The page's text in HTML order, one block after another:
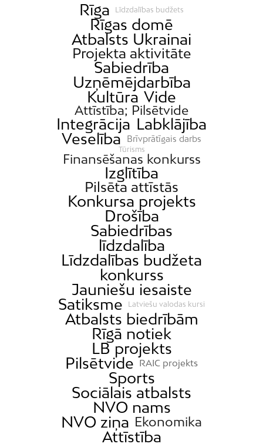
Rīga Līdzdalības budžets
Rīgas domē
Atbalsts Ukrainai
Projekta aktivitāte
Sabiedrība
Uzņēmējdarbība
Kultūra Vide
Attīstība; Pilsētvide
Integrācija Labklājība
Veselība
Brīvprātīgais darbs
Tūrisms
Finansēšanas konkurss
Izglītība
Pilsēta attīstās
Konkursa projekts
Drošība
Sabiedrības
līdzdalība
Līdzdalības budžeta
konkurss
Jauniešu iesaiste
Satiksme
Latviešu valodas kursi
Atbalsts biedrībām
Rīgā notiek
LB projekts
Pilsētvide
RAIC projekts
Sports
Sociālais atbalsts
NVO nams
NVO ziņa Ekonomika
Attīstība